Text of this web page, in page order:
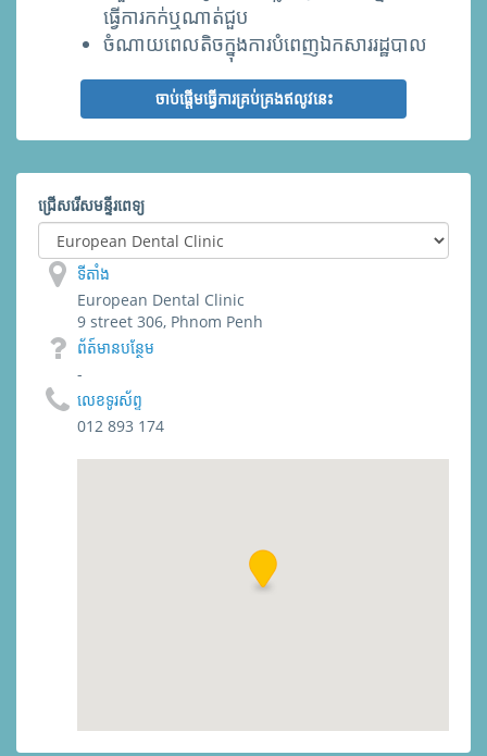
ធ្វើការកក់ឬណាត់ជួប
ចំណាយពេលតិចក្នុងការបំពេញឯកសាររដ្ឋបាល
ចាប់ផ្ដើមធ្វើការគ្រប់គ្រងឥលូវនេះ
ជ្រើសរើសមន្ទីរពេទ្យ
ទីតាំង
European Dental Clinic
9 street 306, Phnom Penh
ព័​ត៍​មាន​បន្ថែម
-
លេខទូរស័ព្ទ
012 893 174